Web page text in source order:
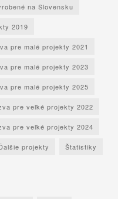
na Slovensku
2019
pre malé projekty 2021
pre malé projekty 2023
pre malé projekty 2025
pre veľké projekty 2022
pre veľké projekty 2024
projekty Štatistiky